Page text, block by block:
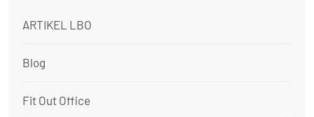
ARTIKEL LBO
Blog
Fit Out Office